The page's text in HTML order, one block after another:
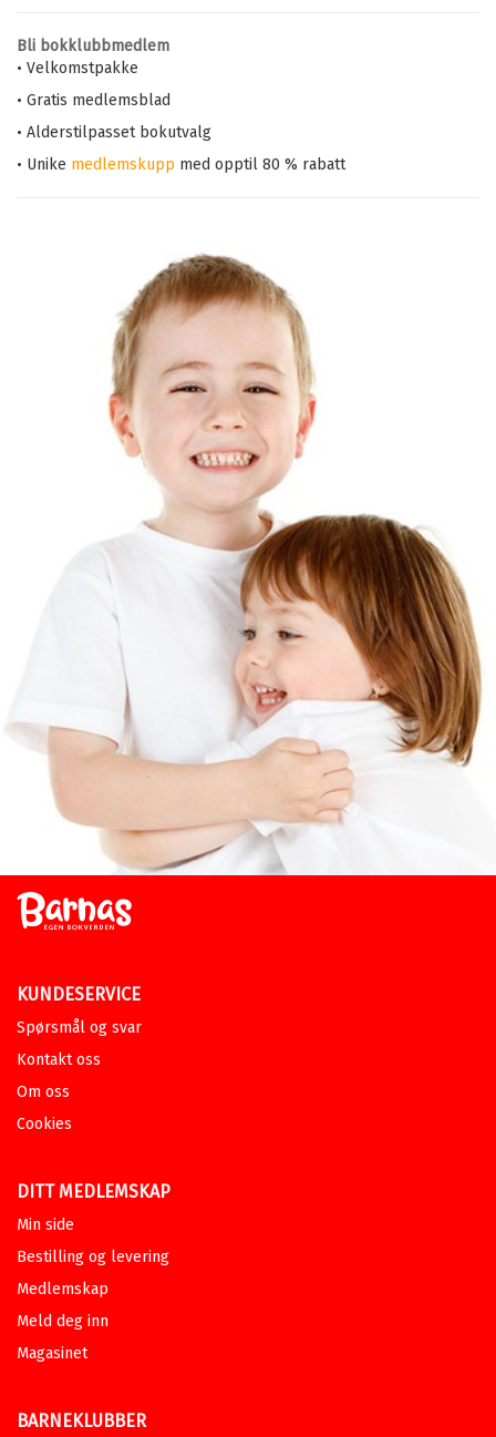
Bli bokklubbmedlem
• Velkomstpakke
• Gratis medlemsblad
• Alderstilpasset bokutvalg
• Unike medlemskupp med opptil 80 % rabatt
KUNDESERVICE
Spørsmål og svar
Kontakt oss
Om oss
Cookies
DITT MEDLEMSKAP
Min side
Bestilling og levering
Medlemskap
Meld deg inn
Magasinet
BARNEKLUBBER